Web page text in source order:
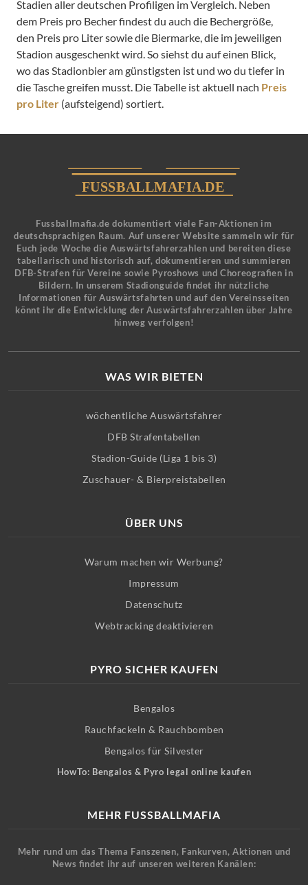
Stadien aller deutschen Profiligen im Vergleich. Neben
dem Preis pro Becher findest du auch die Bechergröße,
den Preis pro Liter sowie die Biermarke, die im jeweiligen
Stadion ausgeschenkt wird. So siehst du auf einen Blick,
wo das Stadionbier am günstigsten ist und wo du tiefer in
die Tasche greifen musst. Die Tabelle ist aktuell nach Preis
pro Liter (aufsteigend) sortiert.
Fussballmafia.de dokumentiert viele Fan-Aktionen im
deutschsprachigen Raum. Auf unserer Website sammeln wir für
Euch jede Woche die Auswärtsfahrerzahlen und bereiten diese
tabellarisch und historisch auf, dokumentieren und summieren
DFB-Strafen für Vereine sowie Pyroshows und Choreografien in
Bildern. In unserem Stadionguide findet ihr nützliche
Informationen für Auswärtsfahrten und auf den Vereinsseiten
könnt ihr die Entwicklung der Auswärtsfahrerzahlen über Jahre
hinweg verfolgen!
WAS WIR BIETEN
wöchentliche Auswärtsfahrer
DFB Strafentabellen
Stadion-Guide (Liga 1 bis 3)
Zuschauer- & Bierpreistabellen
ÜBER UNS
Warum machen wir Werbung?
Impressum
Datenschutz
Webtracking deaktivieren
PYRO SICHER KAUFEN
Bengalos
Rauchfackeln & Rauchbomben
Bengalos für Silvester
HowTo: Bengalos & Pyro legal online kaufen
MEHR FUSSBALLMAFIA
Mehr rund um das Thema Fanszenen, Fankurven, Aktionen und
News findet ihr auf unseren weiteren Kanälen: